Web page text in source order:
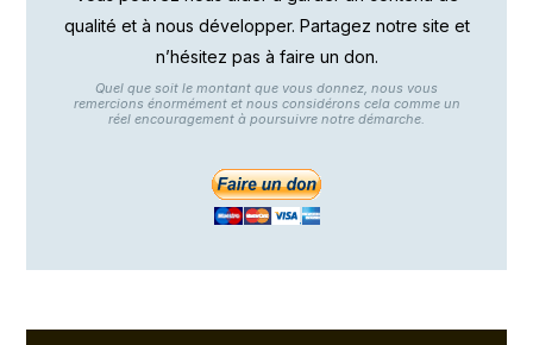
qualité et à nous développer. Partagez notre site et
n’hésitez pas à faire un don.
Quel que soit le montant que vous donnez, nous vous
remercions énormément et nous considérons cela comme un
réel encouragement à poursuivre notre démarche.